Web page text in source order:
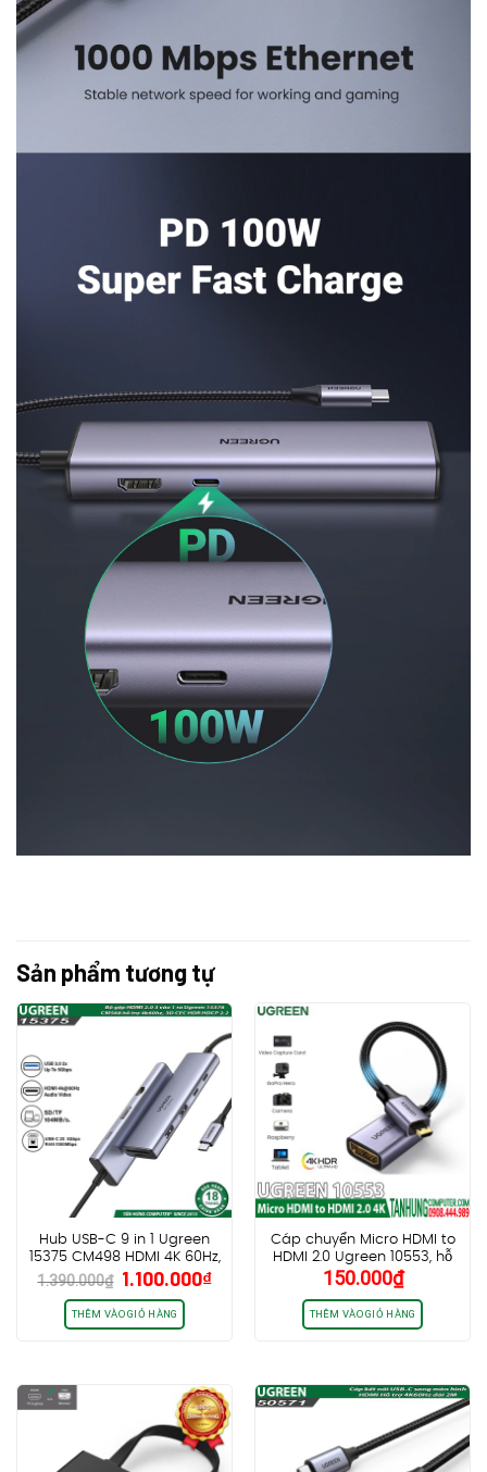
Sản phẩm tương tự
Hub USB-C 9 in 1 Ugreen
15375 CM498 HDMI 4K 60Hz,
RJ45 1Gbps, USB 3.0, SD TF
with PD 100W
1.390.000₫ Giá
gốc
là:
1.390.000₫.
1.100.000₫Giá
THÊM VÀO GIỎ HÀNG
Cáp chuyển Micro HDMI to
HDMI 2.0 Ugreen 10553, hỗ
trợ 4K 3D 1080P
150.000₫
THÊM VÀO GIỎ HÀNG